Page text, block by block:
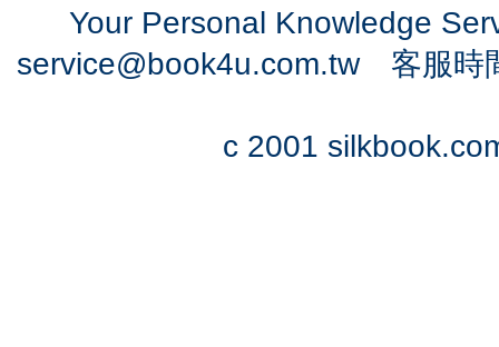
Your Personal Knowledge
service@book4u.com.tw客服時
c 2001